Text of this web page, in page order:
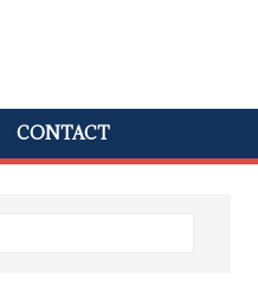
CONTACT